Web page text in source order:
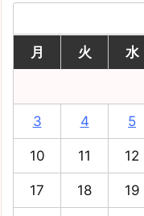
月 火 水
3 4 5
10 11 12
17 18 19